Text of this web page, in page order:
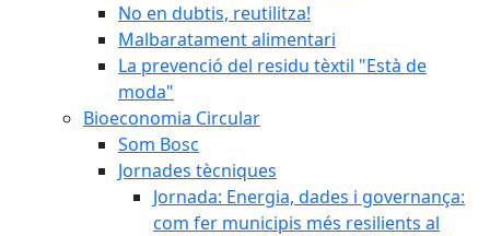
No en dubtis, reutilitza!
Malbaratament alimentari
La prevenció del residu tèxtil "Està de
moda"
Bioeconomia Circular
Som Bosc
Jornades tècniques
Jornada: Energia, dades i governança:
com fer municipis més resilients al